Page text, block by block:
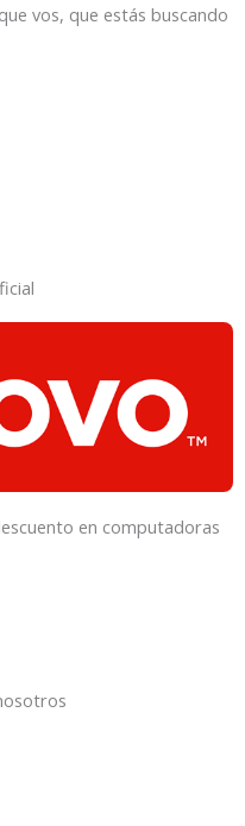
vos, que estás buscando
en computadoras